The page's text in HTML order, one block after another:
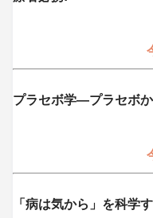
プラセボ学―プラセボ
「病は気から」を科学